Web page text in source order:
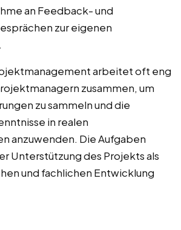
an Feedback- und
zur eigenen
arbeitet oft eng
zusammen, um
zu sammeln und die
in realen
anzuwenden. Die Aufgaben
Unterstützung des Projekts als
und fachlichen Entwicklung